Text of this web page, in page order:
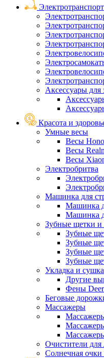
Электротранспорт
Аксессуары для
Красота и
Умные весы
Весы
Весы
Весы
Электробритва
Машинка для
Машинка
Машинка
Зубные щетки и
Зубные
Зубные
Зубные
Зубные
Укладка и
Другие
Фены
Беговые
Массажеры
Очистители для
Солнечная